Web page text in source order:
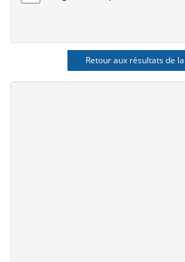
Retour aux résultats de